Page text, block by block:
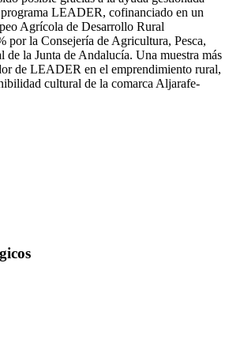
LEADER, cofinanciado en un
Agrícola de Desarrollo Rural
la Consejería de Agricultura, Pesca,
la Junta de Andalucía. Una muestra más
de LEADER en el emprendimiento rural,
cultural de la comarca Aljarafe-